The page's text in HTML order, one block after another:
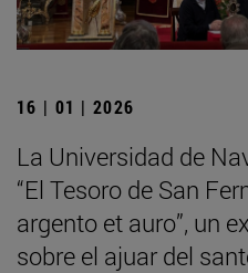
16 | 01 | 2026
La Universidad de
“El Tesoro de San
argento et auro”, un
sobre el ajuar del